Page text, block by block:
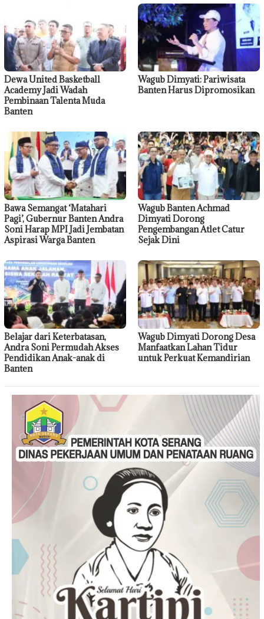
Dewa United Basketball
Academy Jadi Wadah
Pembinaan Talenta Muda
Banten
Wagub Dimyati: Pariwisata
Banten Harus Dipromosikan
Bawa Semangat ‘Matahari
Pagi’, Gubernur Banten Andra
Soni Harap MPI Jadi Jembatan
Aspirasi Warga Banten
Wagub Banten Achmad
Dimyati Dorong
Pengembangan Atlet Catur
Sejak Dini
Belajar dari Keterbatasan,
Andra Soni Permudah Akses
Pendidikan Anak-anak di
Banten
Wagub Dimyati Dorong Desa
Manfaatkan Lahan Tidur
untuk Perkuat Kemandirian